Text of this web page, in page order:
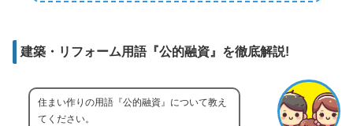
建築・リフォーム用語『公的融資』を徹底解説!
住まい作りの用語『公的融資』について教え
てください。